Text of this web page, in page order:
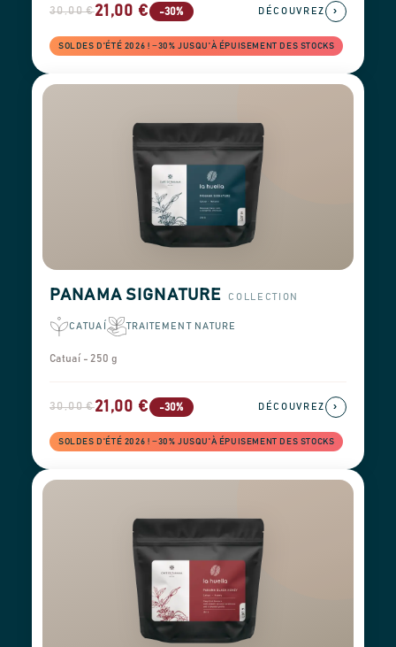
30,00 €21,00 € -30%
SOLDES D'ÉTÉ 2026 ! −30% JUSQU'À ÉPUISEMENT DES STOCKS
DÉCOUVREZ ›
PANAMA SIGNATURE COLLECTION
CATUAÍ TRAITEMENT NATURE
Catuaí - 250 g
30,00 €21,00 € -30%
SOLDES D'ÉTÉ 2026 ! −30% JUSQU'À ÉPUISEMENT DES STOCKS
DÉCOUVREZ ›